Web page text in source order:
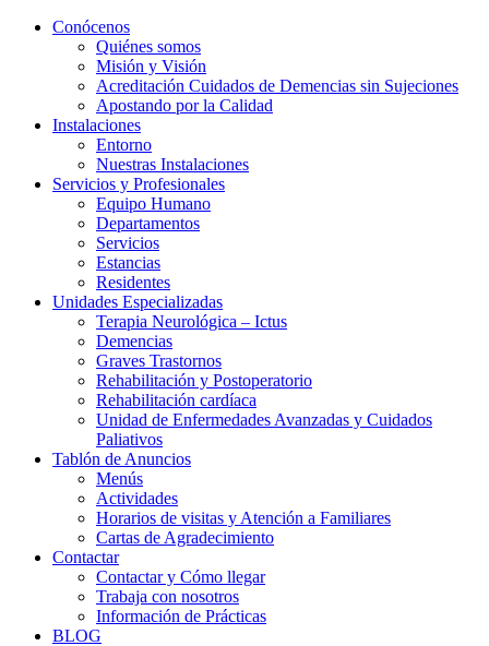
Conócenos
Quiénes somos
Misión y Visión
Acreditación Cuidados de Demencias sin Sujeciones
Apostando por la Calidad
Instalaciones
Entorno
Nuestras Instalaciones
Servicios y Profesionales
Equipo Humano
Departamentos
Servicios
Estancias
Residentes
Unidades Especializadas
Terapia Neurológica – Ictus
Demencias
Graves Trastornos
Rehabilitación y Postoperatorio
Rehabilitación cardíaca
Unidad de Enfermedades Avanzadas y Cuidados
Paliativos
Tablón de Anuncios
Menús
Actividades
Horarios de visitas y Atención a Familiares
Cartas de Agradecimiento
Contactar
Contactar y Cómo llegar
Trabaja con nosotros
Información de Prácticas
BLOG